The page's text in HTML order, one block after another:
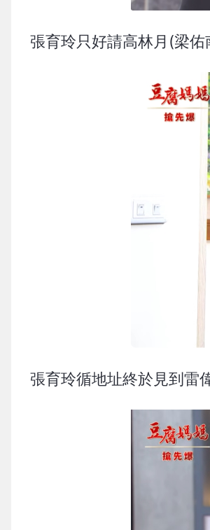
張育玲只好請高林月(梁佑
張育玲循地址終於見到雷